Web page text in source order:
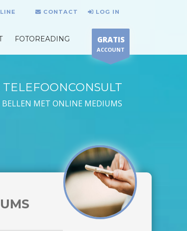
CONTACT LOG IN
FOTOREADING GRATIS
ACCOUNT
BELLEN MET ONLINE MEDIUMS